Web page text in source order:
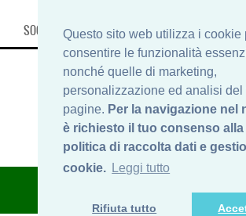
Questo sito web utilizza i cookie
consentire le funzionalità
nonché quelle di marketing,
personalizzazione ed analisi del
pagine. Per la navigazione nel
è richiesto il tuo consenso
politica di raccolta dati e
cookie. Leggi tutto
Rifiuta tutto
SOCIAL, INFO & SHOP